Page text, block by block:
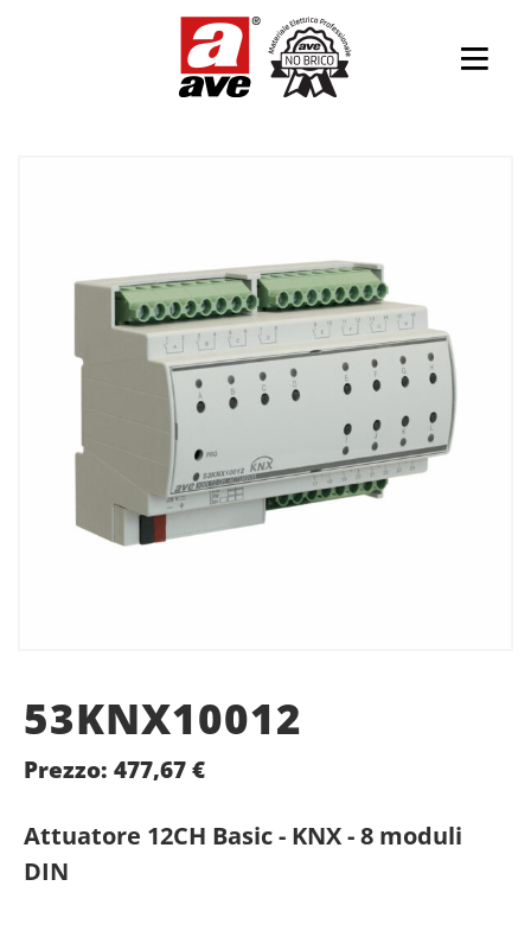
53KNX10012
Prezzo: 477,67€
Attuatore 12CH Basic - KNX - 8 moduli
DIN